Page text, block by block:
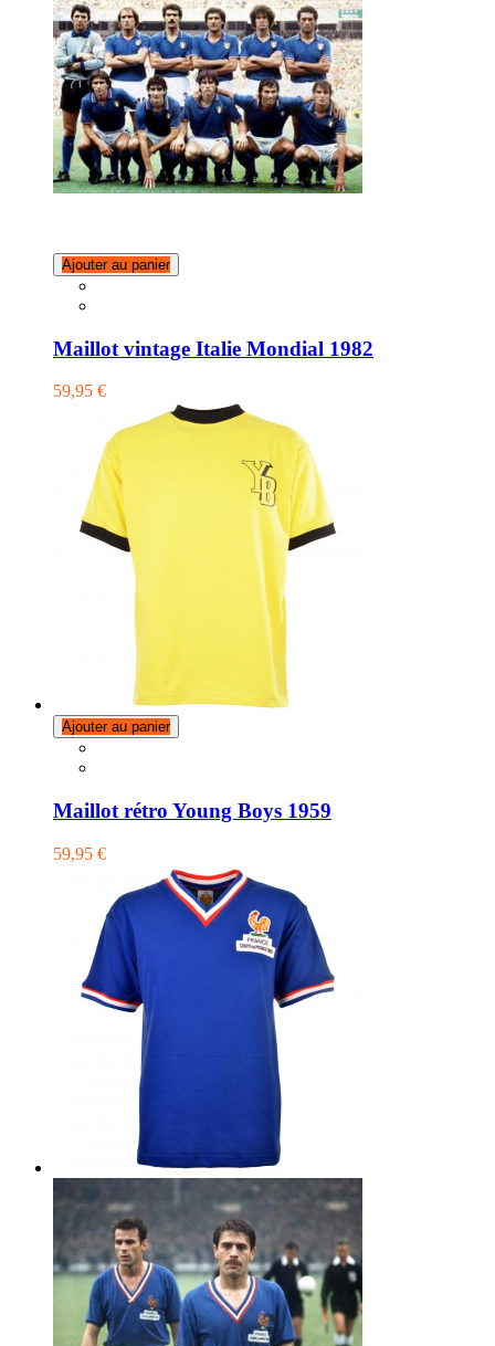
Ajouter au panier
Maillot vintage Italie Mondial 1982
59,95 €
Ajouter au panier
Maillot rétro Young Boys 1959
59,95 €